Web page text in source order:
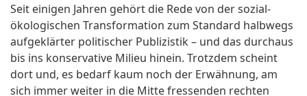
Seit einigen Jahren gehört die Rede von der sozial-
ökologischen Transformation zum Standard halbwegs
aufgeklärter politischer Publizistik – und das durchaus
bis ins konservative Milieu hinein. Trotzdem scheint
dort und, es bedarf kaum noch der Erwähnung, am
sich immer weiter in die Mitte fressenden rechten